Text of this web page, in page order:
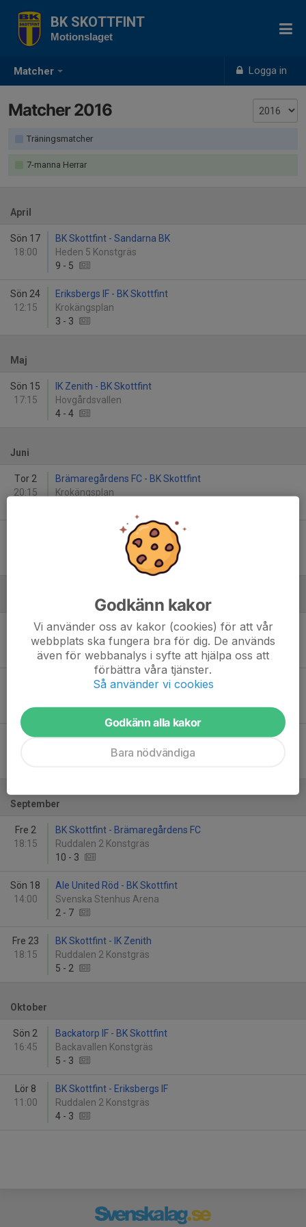
Matcher Logga in
BK SKOTTFINT
Motionslaget
Matcher 2016
Träningsmatcher
7-manna Herrar
April
Sön 17
18:00
BK Skottfint - Sandarna BK
Heden 5 Konstgräs
9 - 5
Sön 24
12:15
Eriksbergs IF - BK Skottfint
Krokängsplan
3 - 3
Maj
Sön 15
17:15
IK Zenith - BK Skottfint
Hovgårdsvallen
4 - 4
Juni
Tor 2
20:15
Brämaregårdens FC - BK Skottfint
Krokängsplan
BK Skottfint - Backatorp IF
Ruddalen 2 Konstgräs
Mån 15
20:15
BK Skottfint - Ale United Röd
Ruddalen 2 Konstgräs
5 -2
BK Skottfint - Sandarna BK
3-0
Sön 28
Sandarna BK - BK Skottfint
Heden 5 Konstgräs
September
Fre 2
18:15
BK Skottfint - Brämaregårdens FC
Ruddalen 2 Konstgräs
10 - 3
Sön 18
14:00
Ale United Röd - BK Skottfint
Svenska Stenhus Arena
2 - 7
Fre 23
18:15
BK Skottfint - IK Zenith
Ruddalen 2 Konstgräs
5 - 2
Oktober
Sön 2
16:45
Backatorp IF - BK Skottfint
Backavallen Konstgräs
5 - 3
Lör 8
11:00
BK Skottfint - Eriksbergs IF
Ruddalen 2 Konstgräs
4 - 3
Godkänn kakor
Vi använder oss av kakor (cookies) för att vår
webbplats ska fungera bra för dig. De används
även för webbanalys i syfte att hjälpa oss att
förbättra våra tjänster.
Så använder vi cookies
Godkänn alla kakor
Bara nödvändiga